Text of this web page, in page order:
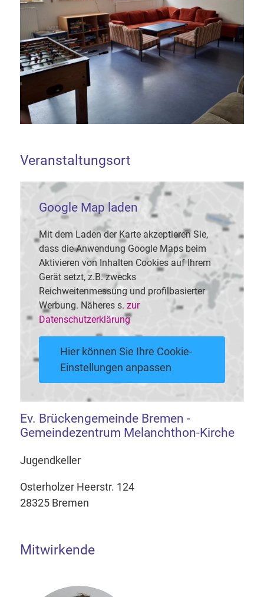
Veranstaltungsort
Google Map laden
Mit dem Laden der Karte akzeptieren Sie,
dass die Anwendung Google Maps beim
Aktivieren von Inhalten Cookies auf Ihrem
Gerät setzt, z.B. zwecks
Reichweitenmessung und profilbasierter
Werbung. Näheres s. zur
Datenschutzerklärung
Hier können Sie Ihre Cookie-
Einstellungen anpassen
Ev. Brückengemeinde Bremen -
Gemeindezentrum Melanchthon-Kirche
Jugendkeller
Osterholzer Heerstr. 124
28325 Bremen
Mitwirkende